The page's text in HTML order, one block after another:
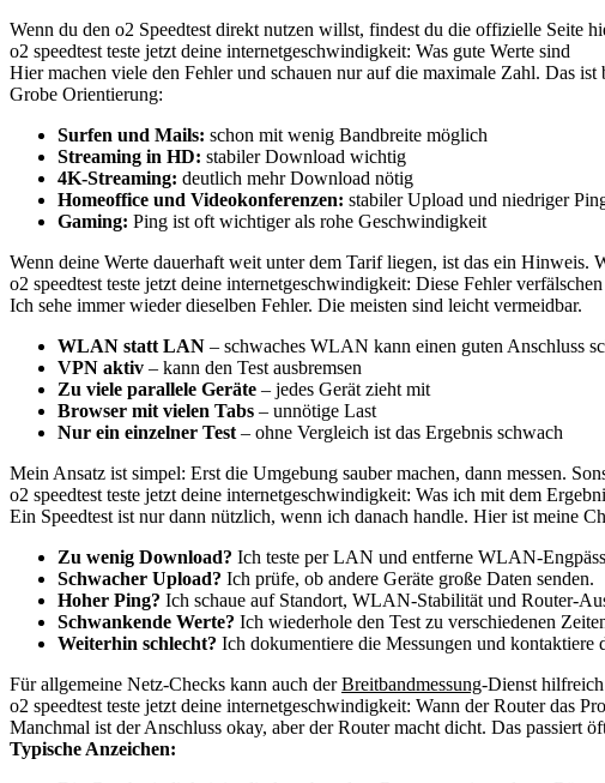
Wenn du den o2 Speedtest direkt nutzen willst, findest du die offizielle Seite
o2 speedtest teste jetzt deine internetgeschwindigkeit: Was gute Werte sind
Hier machen viele den Fehler und schauen nur auf die maximale Zahl. Das
Grobe Orientierung:
Surfen und Mails: schon mit wenig Bandbreite möglich
Streaming in HD: stabiler Download wichtig
4K-Streaming: deutlich mehr Download nötig
Homeoffice und Videokonferenzen: stabiler Upload und niedriger
Gaming: Ping ist oft wichtiger als rohe Geschwindigkeit
Wenn deine Werte dauerhaft weit unter dem Tarif liegen, ist das ein
o2 speedtest teste jetzt deine internetgeschwindigkeit: Diese Fehler
Ich sehe immer wieder dieselben Fehler. Die meisten sind leicht vermeidbar.
WLAN statt LAN – schwaches WLAN kann einen guten Anschluss
VPN aktiv – kann den Test ausbremsen
Zu viele parallele Geräte – jedes Gerät zieht mit
Browser mit vielen Tabs – unnötige Last
Nur ein einzelner Test – ohne Vergleich ist das Ergebnis schwach
Mein Ansatz ist simpel: Erst die Umgebung sauber machen, dann messen.
o2 speedtest teste jetzt deine internetgeschwindigkeit: Was ich mit dem
Ein Speedtest ist nur dann nützlich, wenn ich danach handle. Hier ist meine
Zu wenig Download? Ich teste per LAN und entferne WLAN-
Schwacher Upload? Ich prüfe, ob andere Geräte große Daten senden.
Hoher Ping? Ich schaue auf Standort, WLAN-Stabilität und Router-
Schwankende Werte? Ich wiederhole den Test zu verschiedenen
Weiterhin schlecht? Ich dokumentiere die Messungen und kontaktiere
Für allgemeine Netz-Checks kann auch derBreitbandmessung-Dienst
o2 speedtest teste jetzt deine internetgeschwindigkeit: Wann der Router das
Manchmal ist der Anschluss okay, aber der Router macht dicht. Das passiert
Typische Anzeichen: